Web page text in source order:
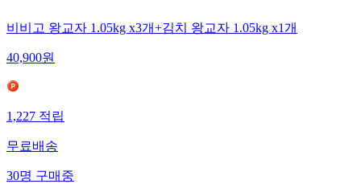
비비고 왕교자 1.05kg x3개+김치 왕교자 1.05kg x1개
40,900원
1,227 적립
무료배송
30명 구매중